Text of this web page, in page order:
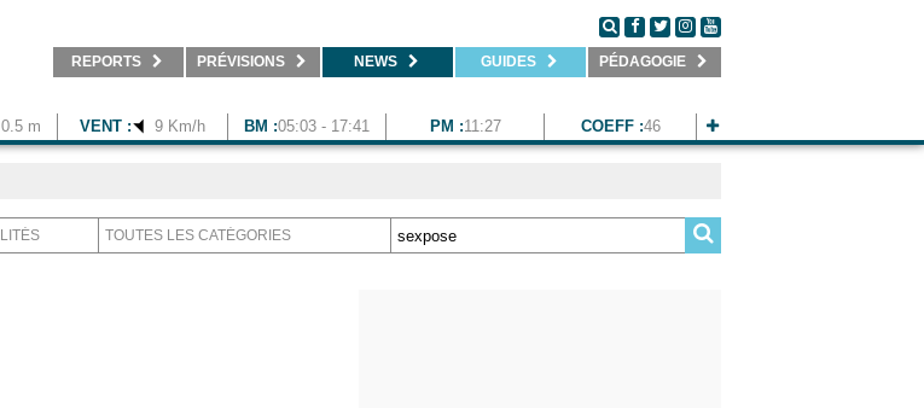
REPORTS PRÉVISIONS NEWS GUIDES PÉDAGOGIE
0.5 m VENT : 9 Km/h BM :05:03 - 17:41 PM :11:27 COEFF :46